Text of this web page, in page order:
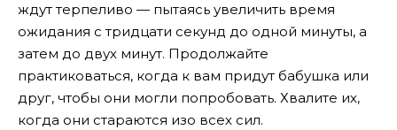
ждут терпеливо — пытаясь увеличить время
ожидания с тридцати секунд до одной минуты, а
затем до двух минут. Продолжайте
практиковаться, когда к вам придут бабушка или
друг, чтобы они могли попробовать. Хвалите их,
когда они стараются изо всех сил.